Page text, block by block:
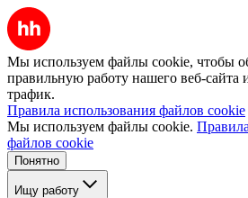
Мы используем файлы cookie, чтобы
правильную работу нашего веб-сайта
трафик.
Правила использования файлов cookie
Мы используем файлы cookie.
файлов cookie
Понятно
Ищу работу